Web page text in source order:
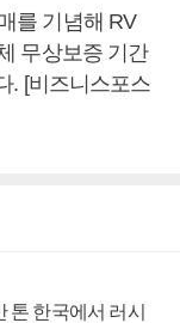
를 기념해 RV
무상보증 기간
. [비즈니스포스
톤 한국에서 러시